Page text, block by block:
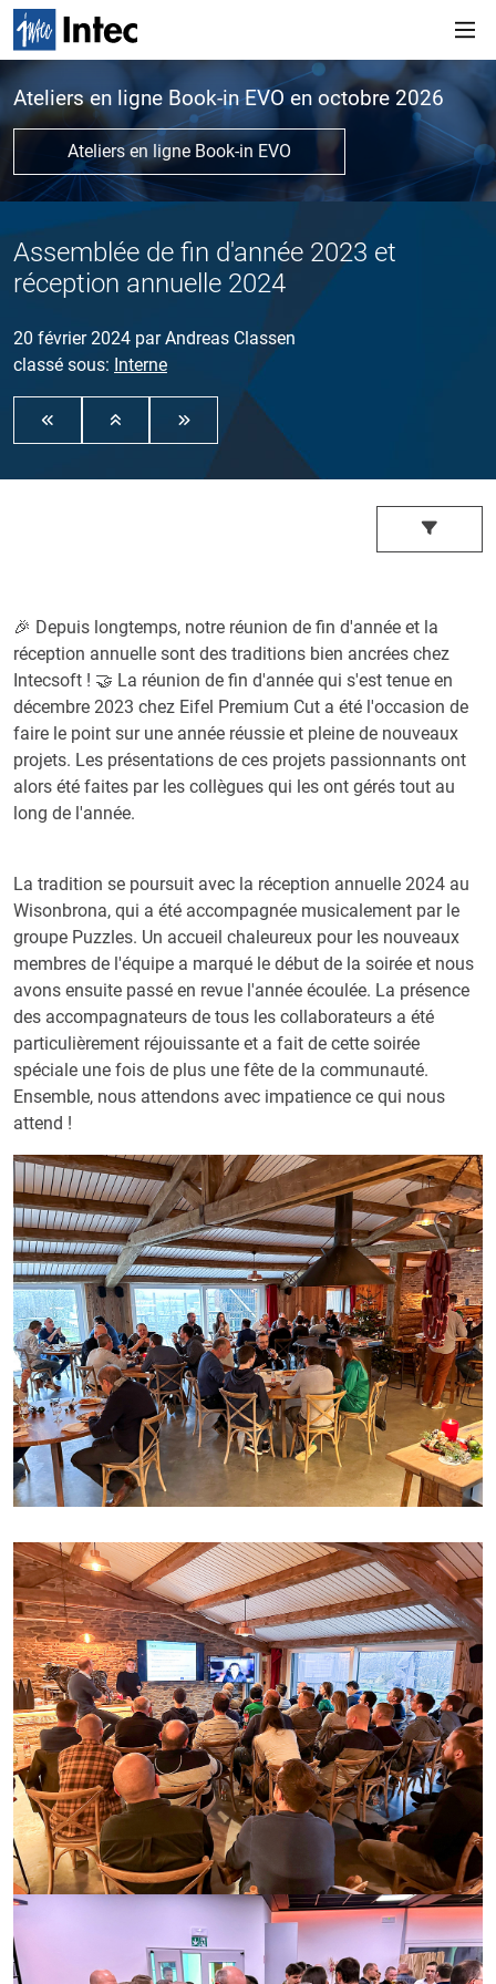
Ateliers en ligne Book-in EVO en octobre 2026
Ateliers en ligne Book-in EVO
Assemblée de fin d'année 2023 et
réception annuelle 2024
20 février 2024 par Andreas Classen
classé sous: Interne
🎉 Depuis longtemps, notre réunion de fin d'année et la
réception annuelle sont des traditions bien ancrées chez
Intecsoft ! 🤝 La réunion de fin d'année qui s'est tenue en
décembre 2023 chez Eifel Premium Cut a été l'occasion de
faire le point sur une année réussie et pleine de nouveaux
projets. Les présentations de ces projets passionnants ont
alors été faites par les collègues qui les ont gérés tout au
long de l'année.
La tradition se poursuit avec la réception annuelle 2024 au
Wisonbrona, qui a été accompagnée musicalement par le
groupe Puzzles. Un accueil chaleureux pour les nouveaux
membres de l'équipe a marqué le début de la soirée et nous
avons ensuite passé en revue l'année écoulée. La présence
des accompagnateurs de tous les collaborateurs a été
particulièrement réjouissante et a fait de cette soirée
spéciale une fois de plus une fête de la communauté.
Ensemble, nous attendons avec impatience ce qui nous
attend !